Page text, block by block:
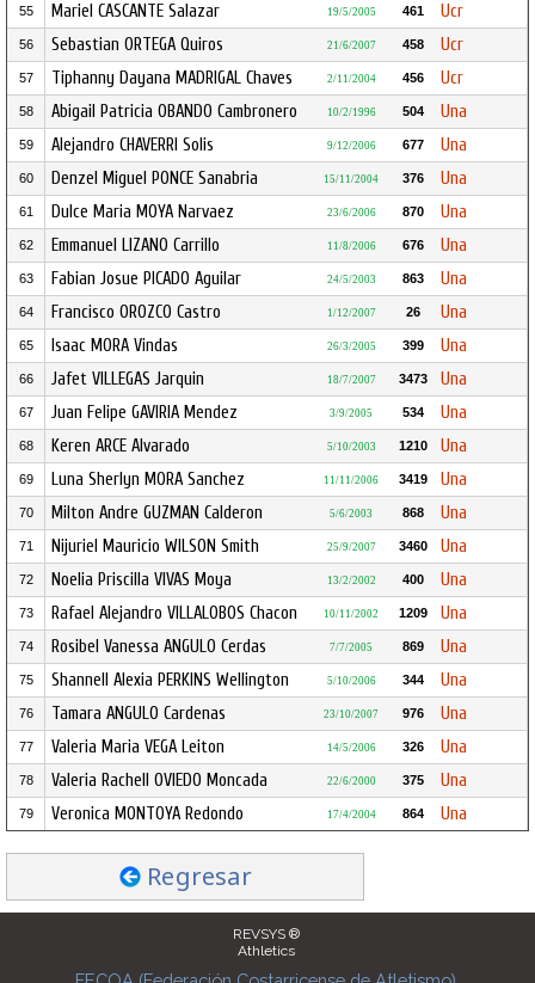
55 Mariel CASCANTE Salazar 19/5/2005 461 Ucr
56 Sebastian ORTEGA Quiros 21/6/2007 458 Ucr
57 Tiphanny Dayana MADRIGAL Chaves 2/11/2004 456 Ucr
58 Abigail Patricia OBANDO Cambronero 10/2/1996 504 Una
59 Alejandro CHAVERRI Solis 9/12/2006 677 Una
60 Denzel Miguel PONCE Sanabria 15/11/2004 376 Una
61 Dulce Maria MOYA Narvaez 23/6/2006 870 Una
62 Emmanuel LIZANO Carrillo 11/8/2006 676 Una
63 Fabian Josue PICADO Aguilar 24/5/2003 863 Una
64 Francisco OROZCO Castro 1/12/2007 26 Una
65 Isaac MORA Vindas 26/3/2005 399 Una
66 Jafet VILLEGAS Jarquin 18/7/2007 3473 Una
67 Juan Felipe GAVIRIA Mendez 3/9/2005 534 Una
68 Keren ARCE Alvarado 5/10/2003 1210 Una
69 Luna Sherlyn MORA Sanchez 11/11/2006 3419 Una
70 Milton Andre GUZMAN Calderon 5/6/2003 868 Una
71 Nijuriel Mauricio WILSON Smith 25/9/2007 3460 Una
72 Noelia Priscilla VIVAS Moya 13/2/2002 400 Una
73 Rafael Alejandro VILLALOBOS Chacon 10/11/2002 1209 Una
74 Rosibel Vanessa ANGULO Cerdas 7/7/2005 869 Una
75 Shannell Alexia PERKINS Wellington 5/10/2006 344 Una
76 Tamara ANGULO Cardenas 23/10/2007 976 Una
77 Valeria Maria VEGA Leiton 14/5/2006 326 Una
78 Valeria Rachell OVIEDO Moncada 22/6/2000 375 Una
79 Veronica MONTOYA Redondo 17/4/2004 864 Una
Regresar
REVSYS ®
Athletics